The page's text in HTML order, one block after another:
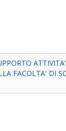
FACOLTA' DI